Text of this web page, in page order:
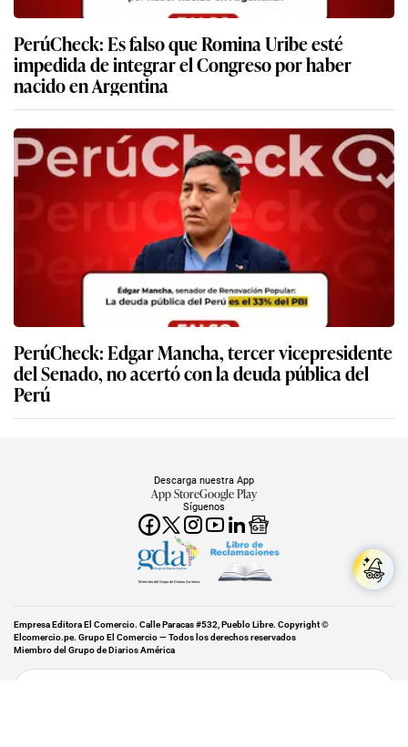
PerúCheck: Es falso que Romina Uribe esté
impedida de integrar el Congreso por haber
nacido en Argentina
PerúCheck: Edgar Mancha, tercer vicepresidente
del Senado, no acertó con la deuda pública del
Perú
Síguenos
Descarga nuestra App
App StoreGoogle Play
Miembro del Grupo de Diarios América
Empresa Editora El Comercio. Calle Paracas #532, Pueblo Libre. Copyright ©
Elcomercio.pe. Grupo El Comercio — Todos los derechos reservados
Miembro del Grupo de Diarios América